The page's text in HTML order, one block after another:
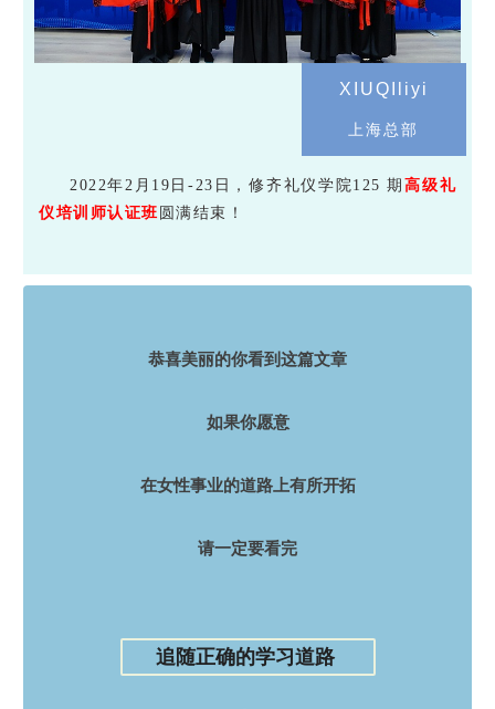
XIUQIliyi
上海总部
2 022年 2月19 日-23 日，修齐礼仪学院 125期高级礼
仪培训师认证班 圆满结束！
恭喜美丽的你看到这篇文章
如果你愿意
在女性事业的道路上有所开拓
请一定要看完
追随正确的学习道路